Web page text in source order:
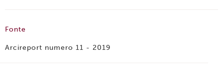
Fonte
Arcireport numero 11 - 2019